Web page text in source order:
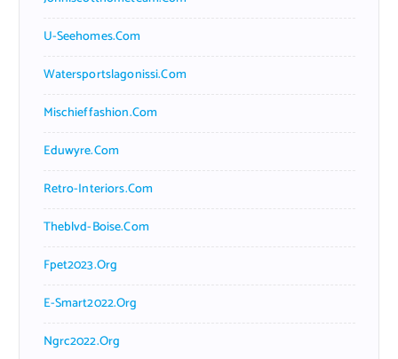
U-Seehomes.com
Watersportslagonissi.com
Mischieffashion.com
Eduwyre.com
Retro-Interiors.com
Theblvd-Boise.com
Fpet2023.org
E-Smart2022.org
Ngrc2022.org